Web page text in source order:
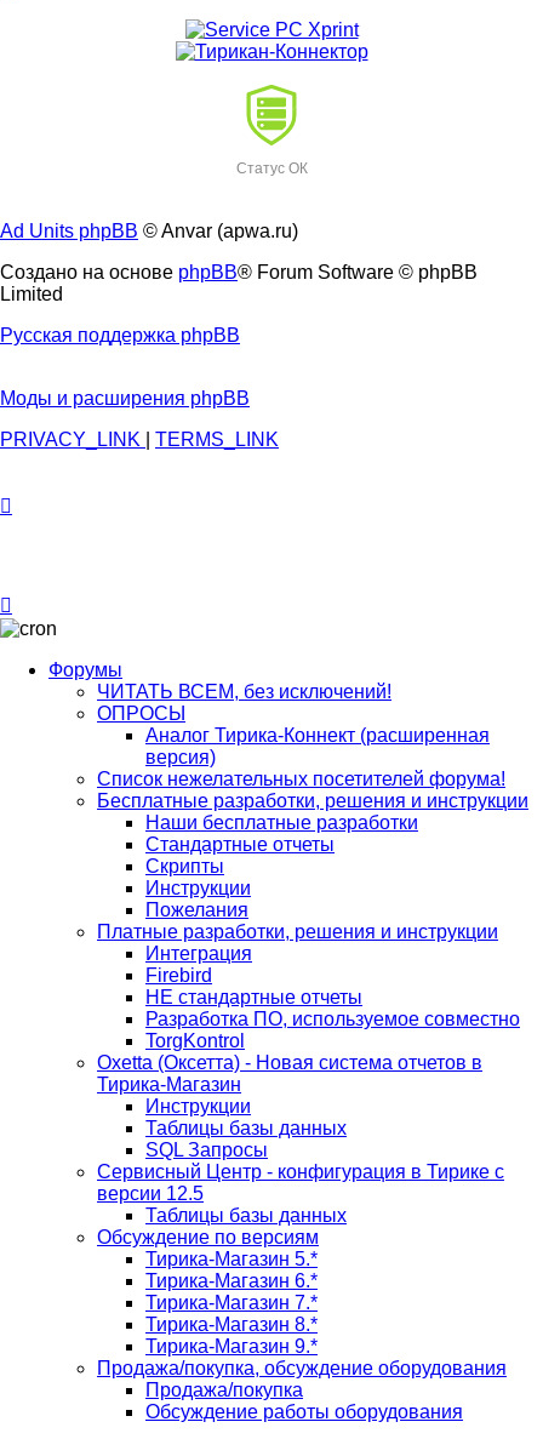
Статус ОК
Ad Units phpBB © Anvar (apwa.ru)
Создано на основе phpBB® Forum Software © phpBB
Limited
Русская поддержка phpBB
Моды и расширения phpBB
PRIVACY_LINK
TERMS_LINK
Форумы
ЧИТАТЬ ВСЕМ, без исключений!
ОПРОСЫ
Аналог Тирика-Коннект (расширенная
версия)
Список нежелательных посетителей форума!
Бесплатные разработки, решения и инструкции
Наши бесплатные разработки
Стандартные отчеты
Скрипты
Инструкции
Пожелания
Платные разработки, решения и инструкции
Интеграция
Firebird
НЕ стандартные отчеты
Разработка ПО, используемое совместно
TorgKontrol
Oxetta (Оксетта) - Новая система отчетов в
Тирика-Магазин
Инструкции
Таблицы базы данных
SQL Запросы
Сервисный Центр - конфигурация в Тирике с
версии 12.5
Таблицы базы данных
Обсуждение по версиям
Тирика-Магазин 5.*
Тирика-Магазин 6.*
Тирика-Магазин 7.*
Тирика-Магазин 8.*
Тирика-Магазин 9.*
Продажа/покупка, обсуждение оборудования
Продажа/покупка
Обсуждение работы оборудования